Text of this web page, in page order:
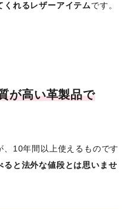
くれるレザーアイテムです。
が高い革製品で
10年間以上使えるものです
ると法外な値段とは思いませ